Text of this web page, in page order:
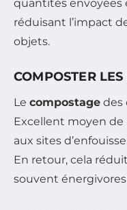
quantités envoyées
réduisant l’impact
objets.
COMPOSTER
Le compostage des
Excellent moyen de
aux sites
En retour, cela
souvent